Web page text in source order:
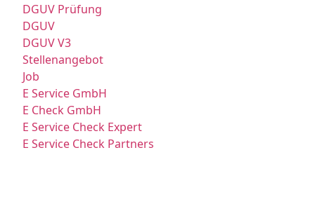
DGUV Prüfung
DGUV
DGUV V3
Stellenangebot
Job
E Service GmbH
E Check GmbH
E Service Check Expert
E Service Check Partners